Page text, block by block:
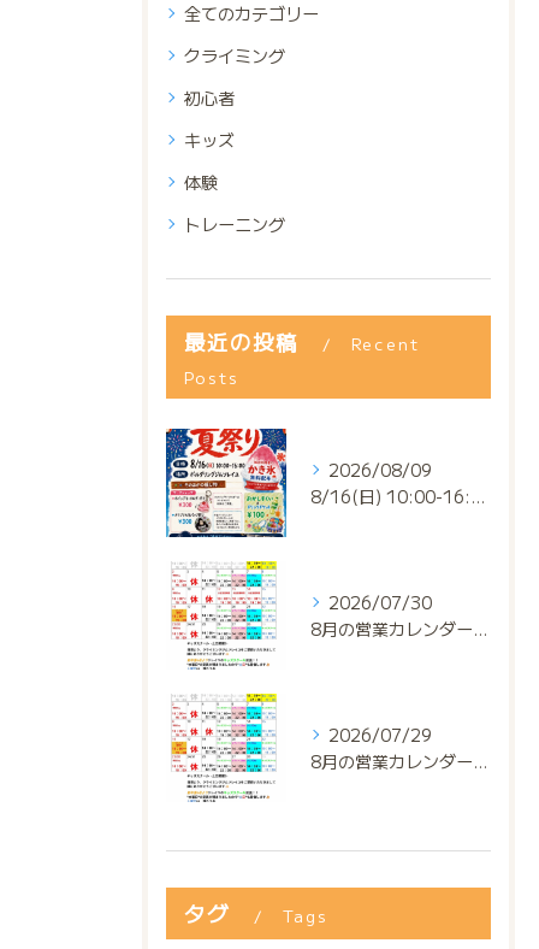
全てのカテゴリー
クライミング
初心者
キッズ
体験
トレーニング
最近の投稿
Recent
Posts
2026/08/09
8/16(日) 10:00-16:00
2026/07/30
8月の営業カレンダー📅でっっっす‼️
2026/07/29
8月の営業カレンダー📅でっっっす‼️
タグ Tags